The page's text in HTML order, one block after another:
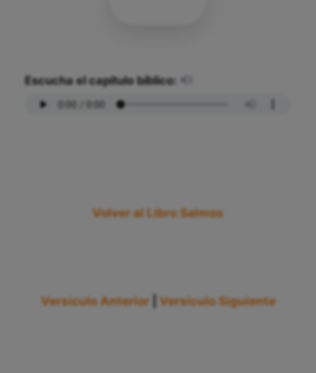
Escucha el capítulo bíblico:
Volver al Libro Salmos
Versículo Anterior Versículo Siguiente